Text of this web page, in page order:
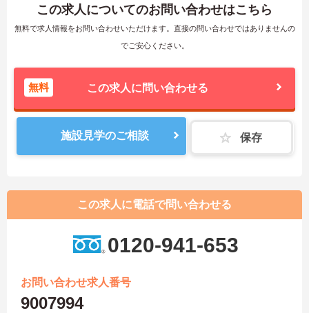
この求人についてのお問い合わせはこちら
無料で求人情報をお問い合わせいただけます。直接の問い合わせではありませんの
でご安心ください。
無料 この求人に問い合わせる
施設見学のご相談 保存
この求人に電話で問い合わせる
0120-941-653
お問い合わせ求人番号
9007994